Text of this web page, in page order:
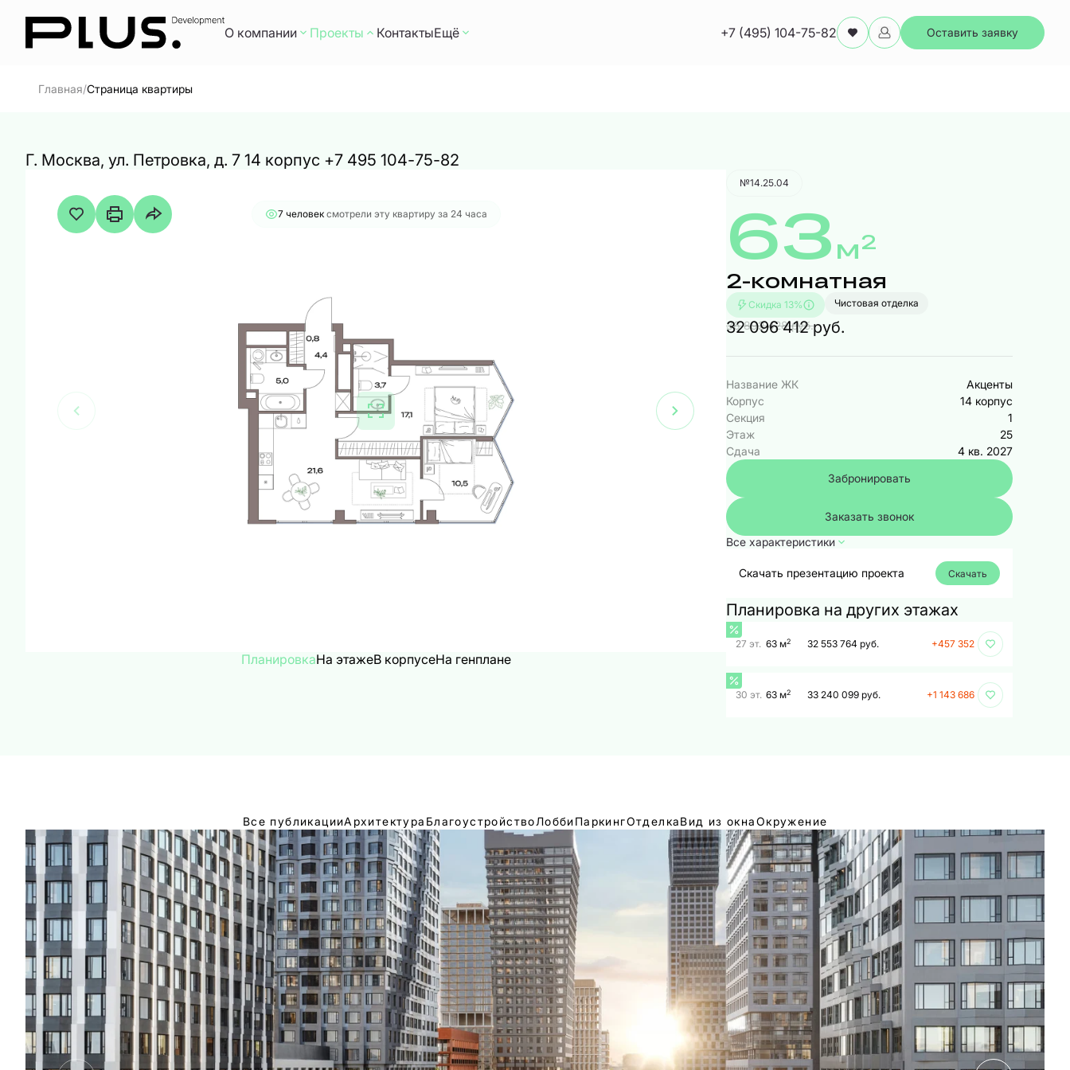
О компании Проекты КонтактыЕщё +7 (495) 104-75-82 Оставить заявку
Главная/Страница квартиры
2-комнатная
Г. Москва, ул. Петровка, д. 7 14 корпус +7 495 104-75-82
7 человек смотрели эту квартиру за 24 часа
ПланировкаНа этажеВ корпусеНа генплане
№14.25.04
63 м2
2-комнатная
Скидка 13% Чистовая отделка
36 892 428 руб.
32 096 412 руб.
Название ЖК
Акценты
Корпус
14 корпус
Секция
1
Этаж
25
Сдача
4 кв. 2027
Забронировать
Заказать звонок
Все характеристики
Скачать презентацию проекта Скачать
Планировка на других этажах
27 эт. 63 м2 32 553 764 руб. +457 352
30 эт. 63 м2 33 240 099 руб. +1 143 686
Все публикацииАрхитектура БлагоустройствоЛоббиПаркингОтделкаВид из окнаОкружение